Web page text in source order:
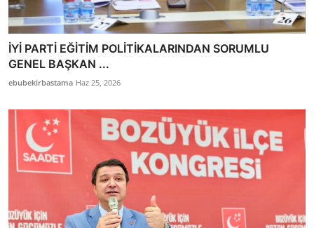
İYİ PARTİ EĞİTİM POLİTİKALARINDAN SORUMLU
GENEL BAŞKAN ...
ebubekirbastama Haz 25, 2026